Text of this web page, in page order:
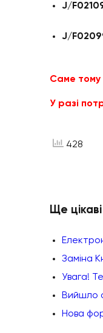
J/
J/
Саме тому
У разі
428
Ще
Заміна
Увага!
Вийшло
Нова